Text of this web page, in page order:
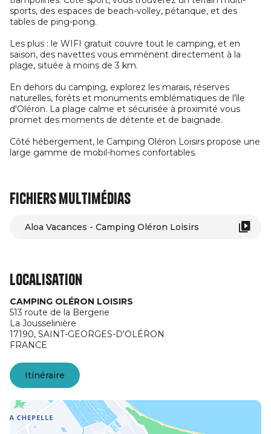
sports, des espaces de beach-volley, pétanque, et des
tables de ping-pong.
Les plus : le WIFI gratuit couvre tout le camping, et en
saison, des navettes vous emmènent directement à la
plage, située à moins de 3 km.
En dehors du camping, explorez les marais, réserves
naturelles, forêts et monuments emblématiques de l'île
d'Oléron. La plage calme et sécurisée à proximité vous
promet des moments de détente et de baignade.
Côté hébergement, le Camping Oléron Loisirs propose une
large gamme de mobil-homes confortables.
Fichiers multimédias
Aloa Vacances - Camping Oléron Loisirs
Localisation
CAMPING OLÉRON LOISIRS
513 route de la Bergerie
La Jousselinière
17190, SAINT-GEORGES-D'OLÉRON
FRANCE
Itinéraire